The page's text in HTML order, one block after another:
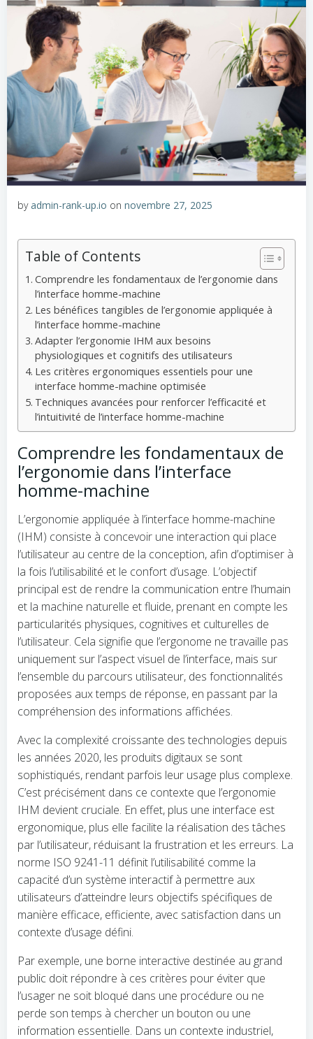
byadmin-rank-up.io on novembre 27, 2025
Table of Contents
Comprendre les fondamentaux de l’ergonomie dans
l’interface homme-machine
Les bénéfices tangibles de l’ergonomie appliquée à
l’interface homme-machine
Adapter l’ergonomie IHM aux besoins
physiologiques et cognitifs des utilisateurs
Les critères ergonomiques essentiels pour une
interface homme-machine optimisée
Techniques avancées pour renforcer l’efficacité et
l’intuitivité de l’interface homme-machine
Comprendre les fondamentaux de
l’ergonomie dans l’interface
homme-machine
L’ergonomie appliquée à l’interface homme-machine
(IHM) consiste à concevoir une interaction qui place
l’utilisateur au centre de la conception, afin d’optimiser à
la fois l’utilisabilité et le confort d’usage. L’objectif
principal est de rendre la communication entre l’humain
et la machine naturelle et fluide, prenant en compte les
particularités physiques, cognitives et culturelles de
l’utilisateur. Cela signifie que l’ergonome ne travaille pas
uniquement sur l’aspect visuel de l’interface, mais sur
l’ensemble du parcours utilisateur, des fonctionnalités
proposées aux temps de réponse, en passant par la
compréhension des informations affichées.
Avec la complexité croissante des technologies depuis
les années 2020, les produits digitaux se sont
sophistiqués, rendant parfois leur usage plus complexe.
C’est précisément dans ce contexte que l’ergonomie
IHM devient cruciale. En effet, plus une interface est
ergonomique, plus elle facilite la réalisation des tâches
par l’utilisateur, réduisant la frustration et les erreurs. La
norme ISO 9241-11 définit l’utilisabilité comme la
capacité d’un système interactif à permettre aux
utilisateurs d’atteindre leurs objectifs spécifiques de
manière efficace, efficiente, avec satisfaction dans un
contexte d’usage défini.
Par exemple, une borne interactive destinée au grand
public doit répondre à ces critères pour éviter que
l’usager ne soit bloqué dans une procédure ou ne
perde son temps à chercher un bouton ou une
information essentielle. Dans un contexte industriel,